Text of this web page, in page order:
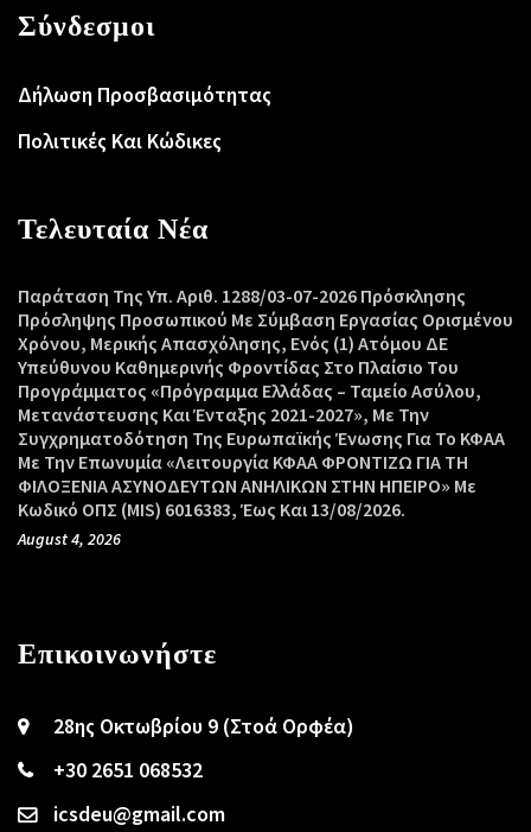
Σύνδεσμοι
Δήλωση Προσβασιμότητας
Πολιτικές Και Κώδικες
Τελευταία Νέα
Παράταση Της Υπ. Αριθ. 1288/03-07-2026 Πρόσκλησης
Πρόσληψης Προσωπικού Με Σύμβαση Εργασίας Ορισμένου
Χρόνου, Μερικής Απασχόλησης, Ενός (1) Ατόμου ΔΕ
Υπεύθυνου Καθημερινής Φροντίδας Στο Πλαίσιο Του
Προγράμματος «Πρόγραμμα Ελλάδας – Ταμείο Ασύλου,
Μετανάστευσης Και Ένταξης 2021-2027», Με Την
Συγχρηματοδότηση Της Ευρωπαϊκής Ένωσης Για Το ΚΦΑΑ
Με Την Επωνυμία «Λειτουργία ΚΦΑΑ ΦΡΟΝΤΙΖΩ ΓΙΑ ΤΗ
ΦΙΛΟΞΕΝΙΑ ΑΣΥΝΟΔΕΥΤΩΝ ΑΝΗΛΙΚΩΝ ΣΤΗΝ ΗΠΕΙΡΟ» Με
Κωδικό ΟΠΣ (MIS) 6016383, Έως Και 13/08/2026.
August 4, 2026
Επικοινωνήστε
28ης Οκτωβρίου 9 (Στοά Ορφέα)
+30 2651 068532
icsdeu@gmail.com